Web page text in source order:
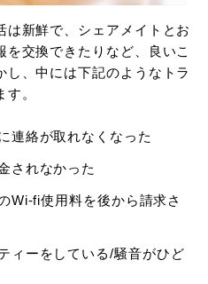
新鮮で、シェアメイトとお
交換できたりなど、良いこ
し、中には下記のようなトラ
。
連絡が取れなくなった
されなかった
Wi-fi使用料を後から請求さ
ィーをしている/騒音がひど